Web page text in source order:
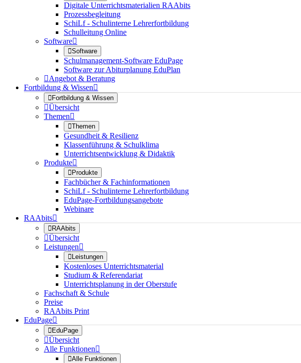
Digitale Unterrichtsmaterialien RAAbits
Prozessbegleitung
SchiLf - Schulinterne Lehrerfortbildung
Schulleitung Online
Software
Software
Schulmanagement-Software EduPage
Software zur Abiturplanung EduPlan
Angebot & Beratung
Fortbildung & Wissen
Fortbildung & Wissen
Übersicht
Themen
Themen
Gesundheit & Resilienz
Klassenführung & Schulklima
Unterrichtsentwicklung & Didaktik
Produkte
Produkte
Fachbücher & Fachinformationen
SchiLf - Schulinterne Lehrerfortbildung
EduPage-Fortbildungsangebote
Webinare
RAAbits
RAAbits
Übersicht
Leistungen
Leistungen
Kostenloses Unterrichtsmaterial
Studium & Referendariat
Unterrichtsplanung in der Oberstufe
Fachschaft & Schule
Preise
RAAbits Print
EduPage
EduPage
Übersicht
Alle Funktionen
Alle Funktionen